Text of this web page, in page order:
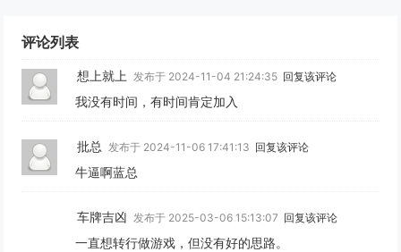
评论列表
想上就上 发布于 2024-11-04 21:24:35 回复该评论
我没有时间，有时间肯定加入
批总 发布于 2024-11-06 17:41:13 回复该评论
牛逼啊蓝总
车牌吉凶 发布于 2025-03-06 15:13:07 回复该评论
一直想转行做游戏，但没有好的思路。